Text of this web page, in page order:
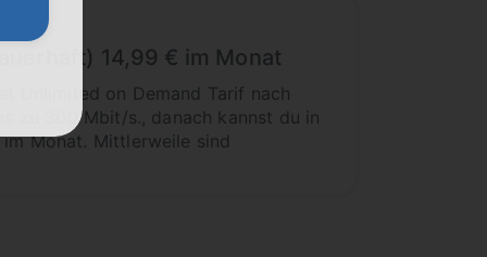
14,99 € im Monat
Unlimited on Demand Tarif nach
zu 300 Mbit/s., danach kannst du in
Monat. Mittlerweile sind